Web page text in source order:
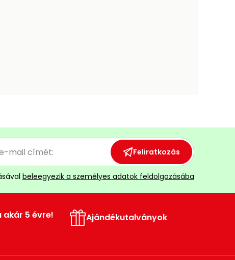
Feliratkozás
beleegyezik a személyes adatok feldolgozásába
5 évre! Ajándékutalványok